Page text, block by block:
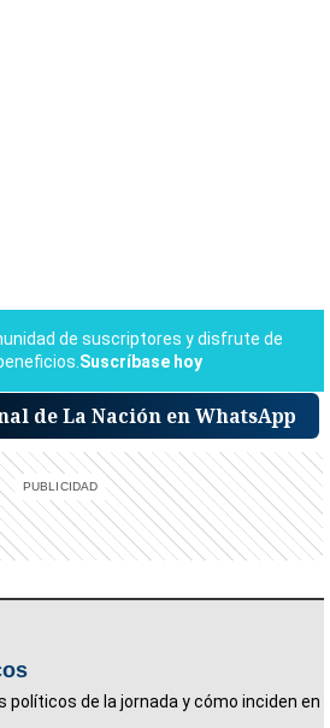
de La Nación en WhatsApp
políticos de la jornada y cómo inciden en